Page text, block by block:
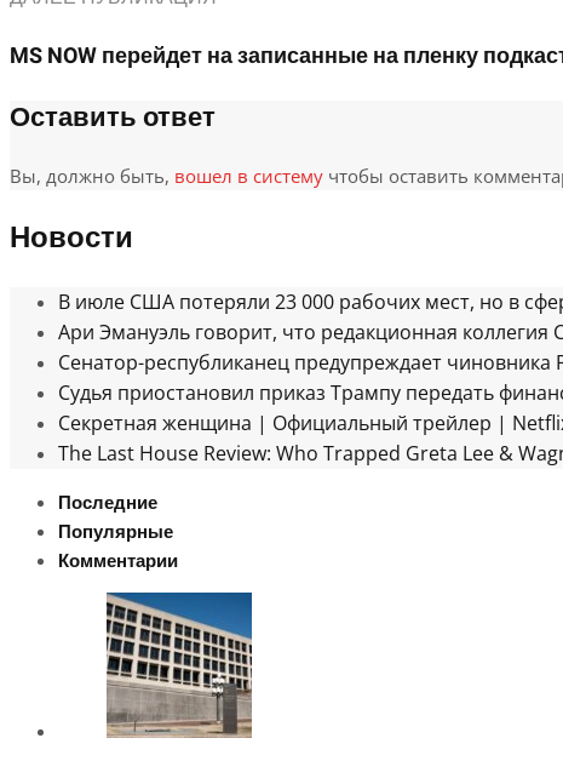
MS NOW перейдет на записанные на пленку
Оставить ответ
Вы, должно быть, вошел в систему чтобы оставить
Новости
В июле США потеряли 23 000 рабочих мест, но в
Ари Эмануэль говорит, что редакционная
Сенатор-республиканец предупреждает чиновника
Судья приостановил приказ Трампу передать
Секретная женщина | Официальный трейлер |
The Last House Review: Who Trapped Greta Lee &
Последние
Популярные
Комментарии